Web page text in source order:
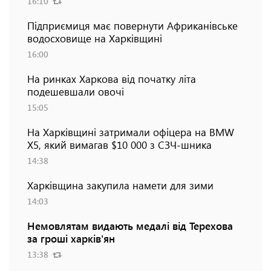
Підприємиця має повернути Африканівське
водосховище на Харківщині
16:00
На ринках Харкова від початку літа
подешевшали овочі
15:05
На Харківщині затримали офіцера на BMW
Х5, який вимагав $10 000 з СЗЧ-шника
14:38
Харківщина закупила намети для зими
14:03
Немовлятам видають медалі від Терехова
за гроші харків'ян
13:38